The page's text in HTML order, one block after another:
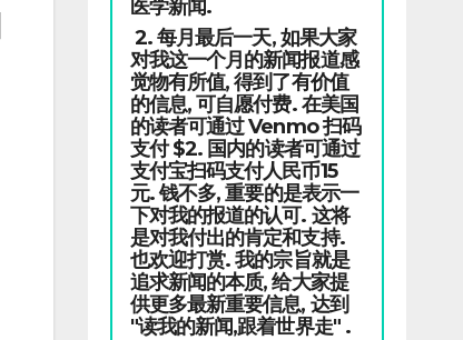
医学新闻.
2. 每月最后一天, 如果大家
对我这一个月的新闻报道感
觉物有所值, 得到了有价值
的信息, 可自愿付费. 在美国
的读者可通过 Venmo 扫码
支付 $2. 国内的读者可通过
支付宝扫码支付人民币15
元. 钱不多, 重要的是表示一
下对我的报道的认可. 这将
是对我付出的肯定和支持.
也欢迎打赏. 我的宗旨就是
追求新闻的本质, 给大家提
供更多最新重要信息, 达到
"读我的新闻,跟着世界走" .